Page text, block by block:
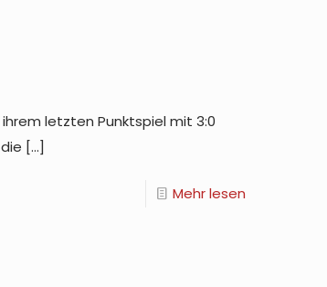
letzten Punktspiel mit 3:0
[…]
Mehr lesen